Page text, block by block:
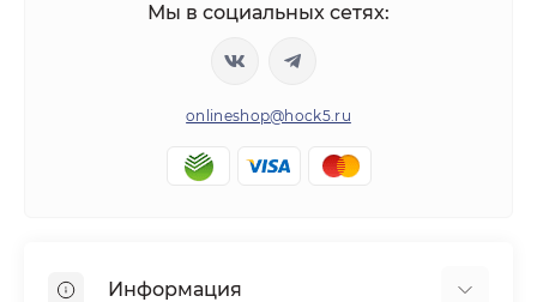
Мы в социальных сетях:
onlineshop@hock5.ru
Информация